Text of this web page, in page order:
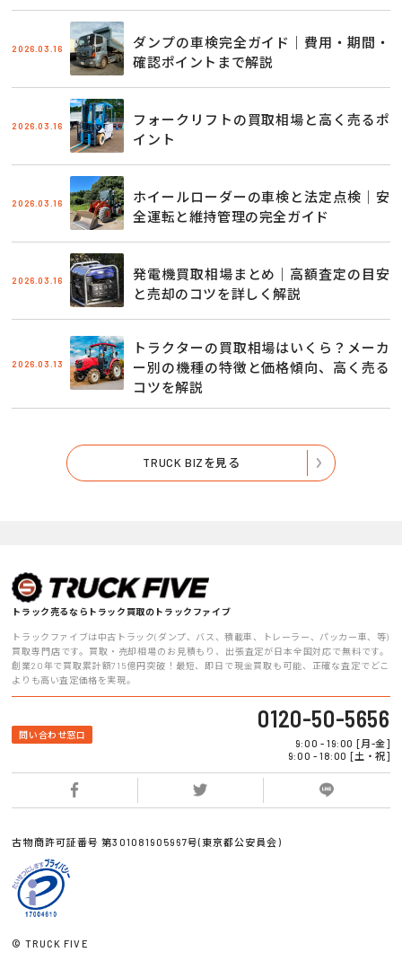
2026.03.16
ダンプの車検完全ガイド｜費用・期間・
確認ポイントまで解説
2026.03.16
フォークリフトの買取相場と高く売るポ
イント
2026.03.16
ホイールローダーの車検と法定点検｜安
全運転と維持管理の完全ガイド
2026.03.16
発電機買取相場まとめ｜高額査定の目安
と売却のコツを詳しく解説
2026.03.13
トラクターの買取相場はいくら？メーカ
ー別の機種の特徴と価格傾向、高く売る
コツを解説
TRUCK BIZを見る
トラック売るならトラック買取のトラックファイブ
トラックファイブは中古トラック(ダンプ、バス、積載車、トレーラー、パッカー車、等)
買取専門店です。買取・売却相場のお見積もり、出張査定が日本全国対応で無料です。
創業20年で買取累計額715億円突破！最短、即日で現金買取も可能、正確な査定でどこ
よりも高い査定価格を実現。
問い合わせ窓口
0120-50-5656
9:00 - 19:00 [月-金]
9:00 - 18:00 [土・祝]
古物商許可証番号 第301081905967号(東京都公安員会)
© TRUCK FIVE